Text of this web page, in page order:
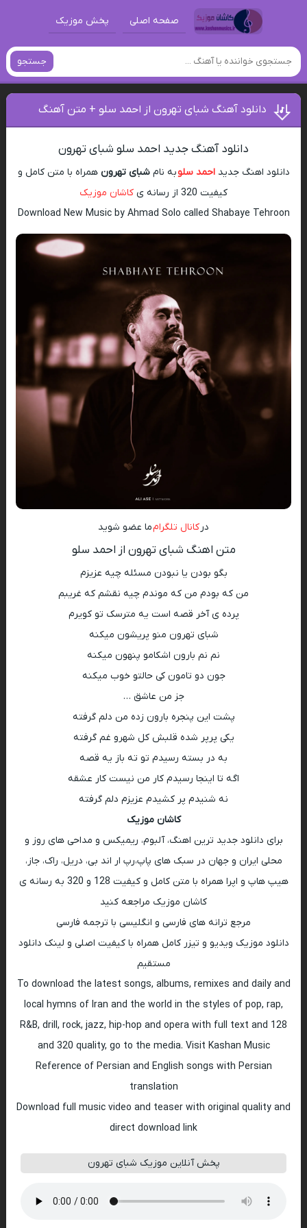
صفحه اصلی پخش موزیک
جستجو
دانلود آهنگ شبای تهرون از احمد سلو + متن آهنگ
دانلود آهنگ جدید احمد سلو شبای تهرون
دانلود اهنگ جدیداحمد سلوبه نامشبای تهرون همراه با متن کامل و
کیفیت 320 از رسانه ی
کاشان موزیک
Download New Music by Ahmad Solo called Shabaye Tehroon
در کانال تلگرامما عضو شوید
متن اهنگ شبای تهرون از احمد سلو
بگو بودن یا نبودن مسئله چیه عزیزم
من که بودم من که موندم چیه نقشم که غریبم
پرده ی آخر قصه است یه مترسک تو کویرم
شبای تهرون منو پریشون میکنه
نم نم بارون اشکامو پنهون میکنه
جون دو تامون کی حالتو خوب میکنه
جز من عاشق …
پشت این پنجره بارون زده من دلم گرفته
یکی پرپر شده قلبش کل شهرو غم گرفته
به در بسته رسیدم تو ته باز یه قصه
اگه تا اینجا رسیدم کار من نیست کار عشقه
نه شنیدم پر کشیدم عزیزم دلم گرفته
کاشان موزیک
برای دانلود جدید ترین اهنگ، آلبوم، ریمیکس و مداحی های روز و
محلی ایران و جهان در سبک های پاپ،رپ ار اند بی، دریل، راک، جاز،
هیپ هاپ و اپرا همراه با متن کامل و کیفیت 128 و 320 به رسانه ی
کاشان موزیک مراجعه کنید
مرجع ترانه های فارسی و انگلیسی با ترجمه فارسی
دانلود موزیک ویدیو و تیزر کامل همراه با کیفیت اصلی و لینک دانلود
مستقیم
To download the latest songs, albums, remixes and daily and
local hymns of Iran and the world in the styles of pop, rap,
R&B, drill, rock, jazz, hip-hop and opera with full text and 128
and 320 quality, go to the media. Visit Kashan Music
Reference of Persian and English songs with Persian
translation
Download full music video and teaser with original quality and
direct download link
پخش آنلاین موزیک شبای تهرون